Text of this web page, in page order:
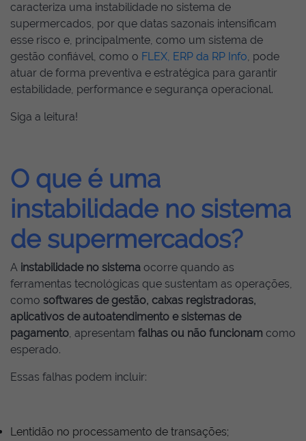
caracteriza uma instabilidade no sistema de
supermercados, por que datas sazonais intensificam
esse risco e, principalmente, como um sistema de
gestão confiável, como o FLEX, ERP da RP Info, pode
atuar de forma preventiva e estratégica para garantir
estabilidade, performance e segurança operacional.
Siga a leitura!
O que é uma
instabilidade no sistema
de supermercados?
A instabilidade no sistema ocorre quando as
ferramentas tecnológicas que sustentam as operações,
como softwares de gestão, caixas registradoras,
aplicativos de autoatendimento e sistemas de
pagamento, apresentam falhas ou não funcionam como
esperado.
Essas falhas podem incluir:
Lentidão no processamento de transações;